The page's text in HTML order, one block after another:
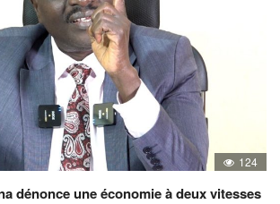
124
dénonce une économie à deux vitesses